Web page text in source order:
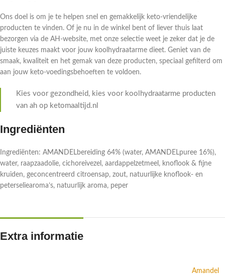
Ons doel is om je te helpen snel en gemakkelijk keto-vriendelijke
producten te vinden. Of je nu in de winkel bent of liever thuis laat
bezorgen via de AH-website, met onze selectie weet je zeker dat je de
juiste keuzes maakt voor jouw koolhydraatarme dieet. Geniet van de
smaak, kwaliteit en het gemak van deze producten, speciaal gefilterd om
aan jouw keto-voedingsbehoeften te voldoen.
Kies voor gezondheid, kies voor koolhydraatarme producten
van ah op ketomaaltijd.nl
Ingrediënten
Ingrediënten: AMANDELbereiding 64% (water, AMANDELpuree 16%),
water, raapzaadolie, cichoreivezel, aardappelzetmeel, knoflook & fijne
kruiden, geconcentreerd citroensap, zout, natuurlijke knoflook- en
peterseliearoma’s, natuurlijk aroma, peper
Extra informatie
Amandel